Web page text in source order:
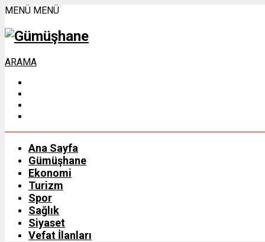
MENÜ MENÜ
ARAMA
Ana Sayfa
Gümüşhane
Ekonomi
Turizm
Spor
Sağlık
Siyaset
Vefat İlanları